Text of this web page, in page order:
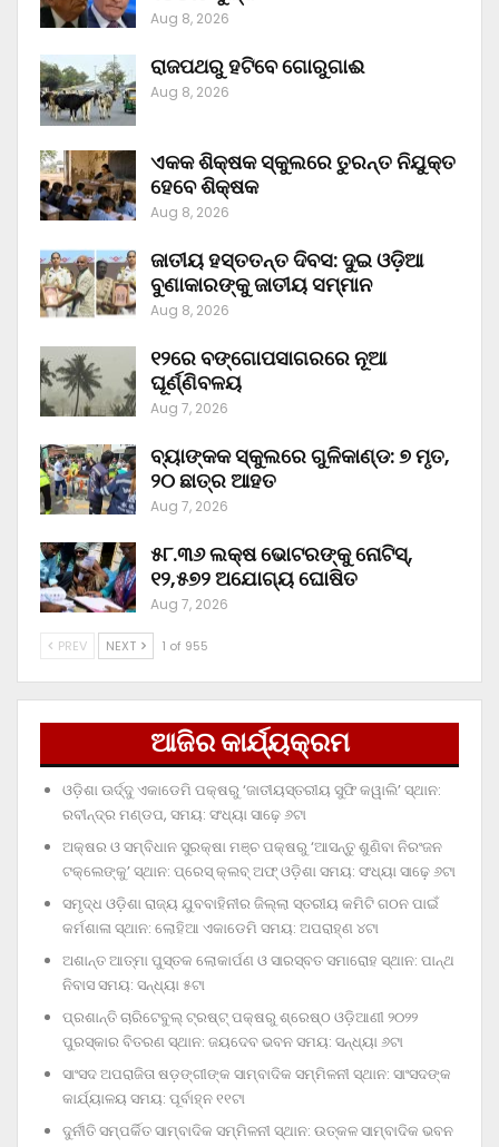
Aug 8, 2026
ରାଜପଥରୁ ହଟିବେ ଗୋରୁଗାଈ
Aug 8, 2026
ଏକକ ଶିକ୍ଷକ ସ୍କୁଲରେ ତୁରନ୍ତ ନିଯୁକ୍ତ
ହେବେ ଶିକ୍ଷକ
Aug 8, 2026
ଜାତୀୟ ହସ୍ତତନ୍ତ ଦିବସ: ଦୁଇ ଓଡ଼ିଆ
ବୁଣାକାରଙ୍କୁ ଜାତୀୟ ସମ୍ମାନ
Aug 8, 2026
୧୨ରେ ବଙ୍ଗୋପସାଗରରେ ନୂଆ
ଘୂର୍ଣ୍ଣିବଳୟ
Aug 7, 2026
ବ୍ୟାଙ୍କକ ସ୍କୁଲରେ ଗୁଳିକାଣ୍ଡ: ୭ ମୃତ,
୨୦ ଛାତ୍ର ଆହତ
Aug 7, 2026
୫୮.୩୬ ଲକ୍ଷ ଭୋଟରଙ୍କୁ ନୋଟିସ୍‌,
୧୨,୫୭୨ ଅଯୋଗ୍ୟ ଘୋଷିତ
Aug 7, 2026
PREV NEXT 1 of 955
ଆଜିର କାର୍ଯ୍ୟକ୍ରମ
ଓଡ଼ିଶା ଊର୍ଦ୍ଦୁ ଏକାଡେମି ପକ୍ଷରୁ ‘ଜାତୀୟସ୍ତରୀୟ ସୁଫି କୱାଲି’ ସ୍ଥାନ:
ରବୀନ୍ଦ୍ର ମଣ୍ଡପ, ସମୟ: ସଂଧ୍ୟା ସାଢ଼େ ୬ଟା
ଅକ୍ଷର ଓ ସମ୍ବିଧାନ ସୁରକ୍ଷା ମଞ୍ଚ ପକ୍ଷରୁ ‘ଆସନ୍ତୁ ଶୁଣିବା ନିରଂଜନ
ଟକ୍‌ଲେଙ୍କୁ’ ସ୍ଥାନ: ପ୍ରେସ୍‌ କ୍ଲବ୍‌ ଅଫ୍‌ ଓଡ଼ିଶା ସମୟ: ସଂଧ୍ୟା ସାଢ଼େ ୬ଟା
ସମୃଦ୍ଧ ଓଡ଼ିଶା ରାଜ୍ୟ ଯୁବବାହିନୀର ଜିଲ୍ଲା ସ୍ତରୀୟ କମିଟି ଗଠନ ପାଇଁ
କର୍ମଶାଳା ସ୍ଥାନ: ଲୋହିଆ ଏକାଡେମି ସମୟ: ଅପରାହ୍‌ଣ ୪ଟା
ଅଶାନ୍ତ ଆତ୍ମା ପୁସ୍ତକ ଲୋକାର୍ପଣ ଓ ସାରସ୍ବତ ସମାରୋହ ସ୍ଥାନ: ପାନ୍ଥ
ନିବାସ ସମୟ: ସନ୍ଧ୍ୟା ୫ଟା
ପ୍ରଶାନ୍ତି ଚାରିଟେବୁଲ୍‌ ଟ୍ରଷ୍ଟ୍‌ ପକ୍ଷରୁ ଶ୍ରେଷ୍ଠ ଓଡ଼ିଆଣୀ ୨୦୨୨
ପୁରସ୍କାର ବିତରଣ ସ୍ଥାନ: ଜୟଦେବ ଭବନ ସମୟ: ସନ୍ଧ୍ୟା ୬ଟା
ସାଂସଦ ଅପରାଜିତା ଷଡ଼ଙ୍ଗୀଙ୍କ ସାମ୍ବାଦିକ ସମ୍ମିଳନୀ ସ୍ଥାନ: ସାଂସଦଙ୍କ
କାର୍ଯ୍ୟାଳୟ ସମୟ: ପୂର୍ବାହ୍ନ ୧୧ଟା
ଦୁର୍ନୀତି ସମ୍ପର୍କିତ ସାମ୍ବାଦିକ ସମ୍ମିଳନୀ ସ୍ଥାନ: ଉତ୍କଳ ସାମ୍ବାଦିକ ଭବନ